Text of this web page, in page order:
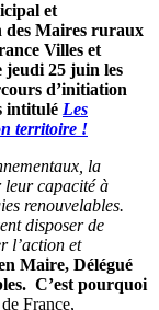
et
des Maires ruraux
Villes et
25 juin les
d’initiation
intitulé Les
territoire !
la
leur capacité à
renouvelables.
disposer de
l’action et
Maire, Délégué
C’est pourquoi
France,